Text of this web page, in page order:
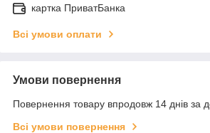
картка ПриватБанка
Всі умови оплати
Умови повернення
Повернення товару впродовж 14 днів за
Всі умови повернення